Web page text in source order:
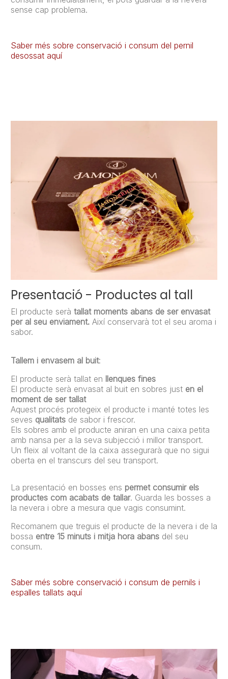
sense cap problema.
Saber més sobre conservació i consum del pernil
desossat aquí
Presentació - Productes al tall
El producte serà tallat moments abans de ser envasat
per al seu enviament. Així conservarà tot el seu aroma i
sabor.
Tallem i envasem al buit:
El producte serà tallat en llenques fines
El producte serà envasat al buit en sobres just en el
moment de ser tallat
Aquest procés protegeix el producte i manté totes les
seves qualitats de sabor i frescor.
Els sobres amb el producte aniran en una caixa petita
amb nansa per a la seva subjecció i millor transport.
Un fleix al voltant de la caixa assegurarà que no sigui
oberta en el transcurs del seu transport.
La presentació en bosses ens permet consumir els
productes com acabats de tallar. Guarda les bosses a
la nevera i obre a mesura que vagis consumint.
Recomanem que treguis el producte de la nevera i de la
bossa entre 15 minuts i mitja hora abans del seu
consum.
Saber més sobre conservació i consum de pernils i
espalles tallats aquí